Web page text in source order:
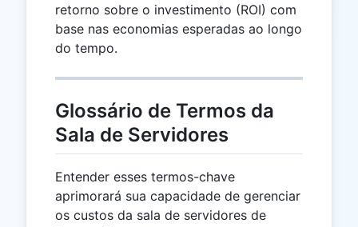
retorno sobre o investimento (ROI) com
base nas economias esperadas ao longo
do tempo.
Glossário de Termos da
Sala de Servidores
Entender esses termos-chave
aprimorará sua capacidade de gerenciar
os custos da sala de servidores de